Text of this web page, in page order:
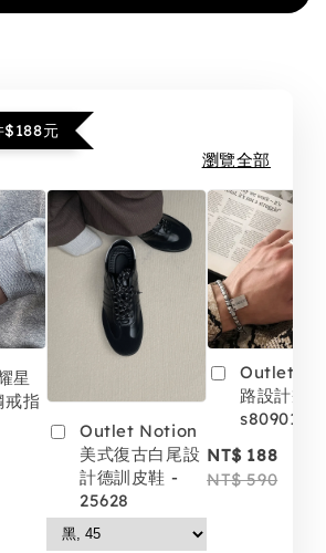
$188元
瀏覽全部
星
戒指
Outlet Notion
美式復古白尾設
計德訓皮鞋 -
25628
Outlet 手
路設計戒
s80901
NT$ 188
NT$ 590